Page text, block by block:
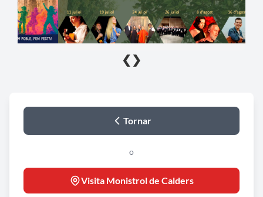
❮ ❯
Tornar
o
Visita Monistrol de Calders